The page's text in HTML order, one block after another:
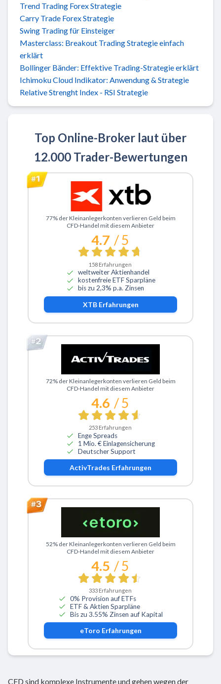
Trend Trading Forex Strategie
Carry Trade Forex Strategie
Swing Trading für Einsteiger
Masterclass: Breakout Trading Strategie einfach
erklärt
Bollinger Bänder: Effektive Trading-Strategie erklärt
Ichimoku Cloud Indikator: Anwendung & Strategie
Relative Strenght Index - RSI Strategie
Top Online-Broker laut über
12.000 Trader-Bewertungen
Zu XTB
77% der Kleinanlegerkonten verlieren Geld beim
CFD-Handel mit diesem Anbieter
4.7 / 5
158 Erfahrungen
weltweiter Aktienhandel
kostenfreie ETF Sparpläne
bis zu 2,3% p.a. Zinsen
XTBErfahrungen
Zu ActivTrades
72% der Kleinanlegerkonten verlieren Geld beim
CFD-Handel mit diesem Anbieter
4.6 / 5
253 Erfahrungen
Enge Spreads
1 Mio. € Einlagensicherung
Deutscher Support
ActivTrades Erfahrungen
Zu eToro
52% der Kleinanlegerkonten verlieren Geld beim
CFD-Handel mit diesem Anbieter
4.5 / 5
333 Erfahrungen
0% Provision auf ETFs
ETF & Aktien Sparpläne
Bis zu 3.55% Zinsen auf Kapital
eToro Erfahrungen
CFD sind komplexe Instrumente und gehen wegen der